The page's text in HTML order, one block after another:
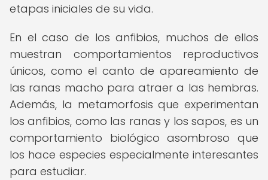
etapas iniciales de su vida.
En el caso de los anfibios, muchos de ellos
muestran comportamientos reproductivos
únicos, como el canto de apareamiento de
las ranas macho para atraer a las hembras.
Además, la metamorfosis que experimentan
los anfibios, como las ranas y los sapos, es un
comportamiento biológico asombroso que
los hace especies especialmente interesantes
para estudiar.